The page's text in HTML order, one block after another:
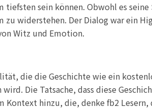
sein können. Obwohl es
zu widerstehen. Der Dialog war ein
Witz und Emotion.
die die Geschichte wie ein
Die Tatsache, dass diese
hinzu, die, denke fb2